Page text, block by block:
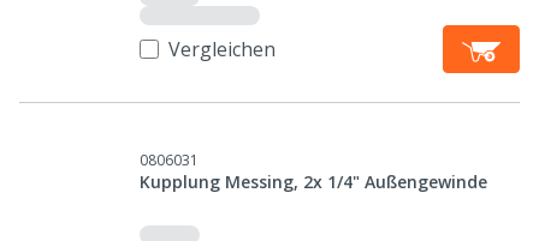
Vergleichen
0806031
Kupplung Messing, 2x 1/4" Außengewinde